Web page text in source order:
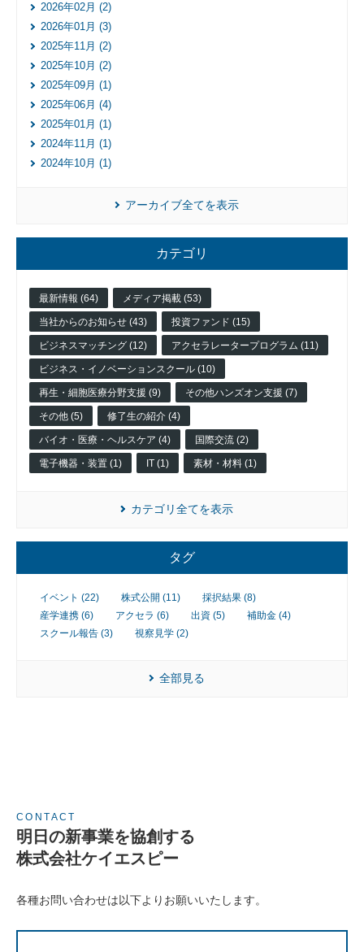
2026年02月 (2)
2026年01月 (3)
2025年11月 (2)
2025年10月 (2)
2025年09月 (1)
2025年06月 (4)
2025年01月 (1)
2024年11月 (1)
2024年10月 (1)
アーカイブ全てを表示
カテゴリ
最新情報 (64) メディア掲載 (53)
当社からのお知らせ (43) 投資ファンド (15)
ビジネスマッチング (12) アクセラレータープログラム (11)
ビジネス・イノベーションスクール (10)
再生・細胞医療分野支援 (9) その他ハンズオン支援 (7)
その他 (5) 修了生の紹介 (4)
バイオ・医療・ヘルスケア (4) 国際交流 (2)
電子機器・装置 (1) IT (1) 素材・材料 (1)
カテゴリ全てを表示
タグ
イベント (22) 株式公開 (11)
採択結果 (8)
産学連携 (6)
アクセラ (6) 出資 (5)
補助金 (4)
スクール報告 (3)
視察見学 (2)
全部見る
CONTACT
明日の新事業を協創する
株式会社ケイエスピー
各種お問い合わせは以下よりお願いいたします。